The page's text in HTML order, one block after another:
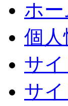
ホー
個
サ
サ